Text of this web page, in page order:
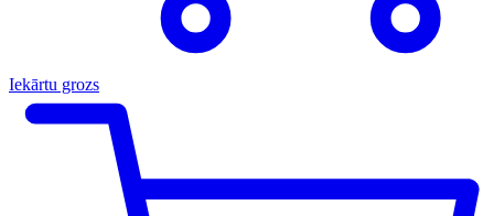
Iekārtu grozs